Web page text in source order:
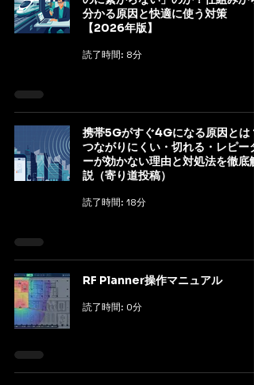
分かる原因と快適に使う対策
【2026年版】
読了時間: 8分
携帯5Gがすぐ4Gになる原因とは？
つながりにくい・切れる・レピータ
ーが効かない理由と対処法を徹底解
説（寄り道投稿）
読了時間: 18分
RF Planner操作マニュアル
読了時間: 0分